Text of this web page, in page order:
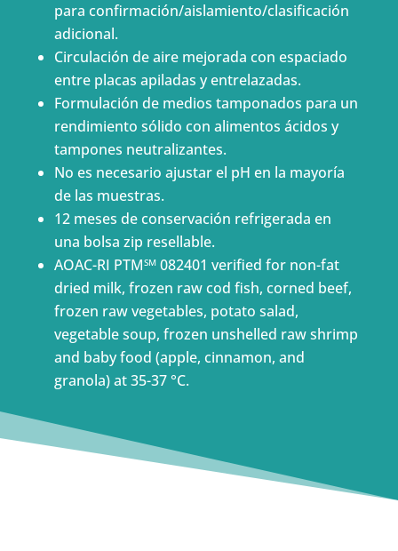
para confirmación/aislamiento/clasificación
adicional.
Circulación de aire mejorada con espaciado
entre placas apiladas y entrelazadas.
Formulación de medios tamponados para un
rendimiento sólido con alimentos ácidos y
tampones neutralizantes.
No es necesario ajustar el pH en la mayoría
de las muestras.
12 meses de conservación refrigerada en
una bolsa zip resellable.
AOAC-RI PTMSM082401 verified for non-fat
dried milk, frozen raw cod fish, corned beef,
frozen raw vegetables, potato salad,
vegetable soup, frozen unshelled raw shrimp
and baby food (apple, cinnamon, and
granola) at 35-37 °C.